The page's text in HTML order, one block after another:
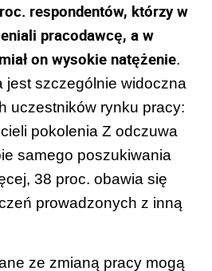
respondentów, którzy w
pracodawcę, a w
on wysokie natężenie.
jest szczególnie widoczna
uczestników rynku pracy:
pokolenia Z odczuwa
samego poszukiwania
38 proc. obawia się
prowadzonych z inną
ze zmianą pracy mogą